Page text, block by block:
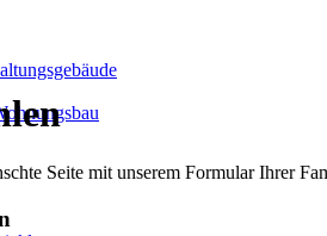
Seite mit unserem Formular Ihrer